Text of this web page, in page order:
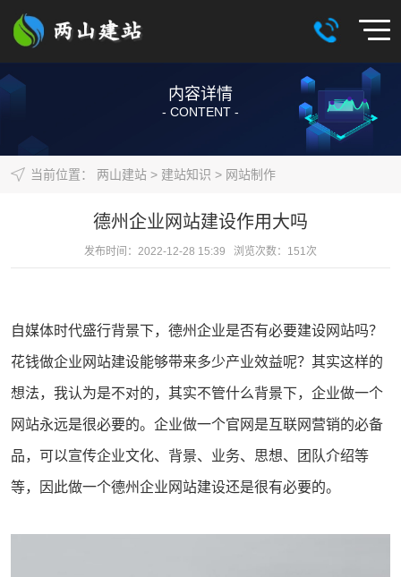
内容详情
- CONTENT -
当前位置： 两山建站> 建站知识 > 网站制作
德州企业网站建设作用大吗
发布时间：2022-12-28 15:39 浏览次数： 151次
自媒体时代盛行背景下，德州企业是否有必要建设网站吗？
花钱做企业 网站建设能够带来多少产业效益呢？其实这样的
想法，我认为是不对的，其实不管什么背景下，企业做一个
网站永远是很必要的。企业做一个官网是互联网营销的必备
品，可以宣传企业文化、背景、业务、思想、团队介绍等
等，因此做一个德州企业网站建设还是很有必要的。